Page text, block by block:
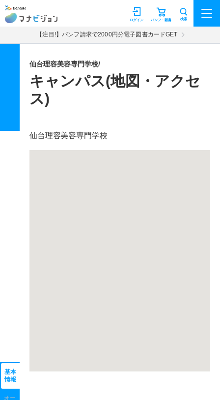
マナビジョン パンフ・願書
ログイン 検索
【注目!】パンフ請求で2000円分電子図書カードGET
仙台理容美容専門学校/
キャンパス(地図・アクセ
ス)
基本
情報
オー
仙台理容美容専門学校